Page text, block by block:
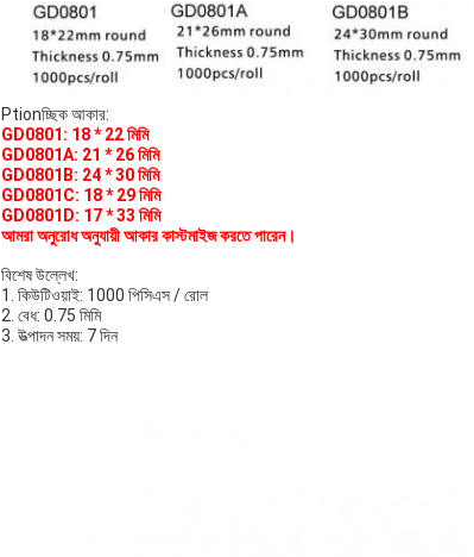
Ptionচ্ছিক আকার:
GD0801: 18 * 22 মিমি
GD0801A: 21 * 26 মিমি
GD0801B: 24 * 30 মিমি
GD0801C: 18 * 29 মিমি
GD0801D: 17 * 33 মিমি
আমরা অনুরোধ অনুযায়ী আকার কাস্টমাইজ করতে পারেন।
বিশেষ উল্লেখ:
1. কিউটিওয়াই: 1000 পিসিএস / রোল
2. বেধ: 0.75 মিমি
3. উত্পাদন সময়: 7 দিন